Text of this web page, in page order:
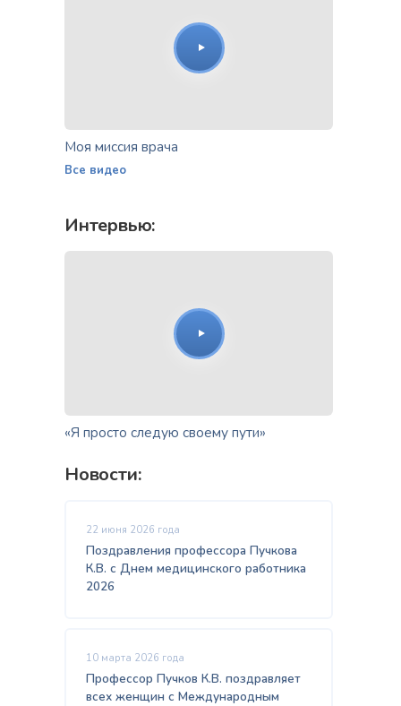
Моя миссия врача
Все видео
Интервью:
«Я просто следую своему пути»
Новости:
22 июня 2026 года
Поздравления профессора Пучкова
К.В. с Днем медицинского работника
2026
10 марта 2026 года
Профессор Пучков К.В. поздравляет
всех женщин с Международным